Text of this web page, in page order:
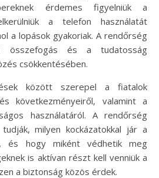
érdemes figyelniük a
a telefon használatát
a lopások gyakoriak. A rendőrség
összefogás és a tudatosság
csökkentésében.
között szerepel a fiatalok
következményeiről, valamint a
használatáról. A rendőrség
milyen kockázatokkal jár a
és hogy miként védhetik meg
is aktívan részt kell venniük a
a biztonság közös érdek.